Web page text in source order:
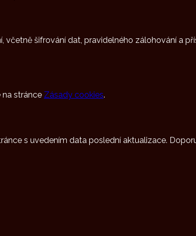
šifrování dat, pravidelného zálohování a
na stránce Zásady cookies.
s uvedením data poslední aktualizace.